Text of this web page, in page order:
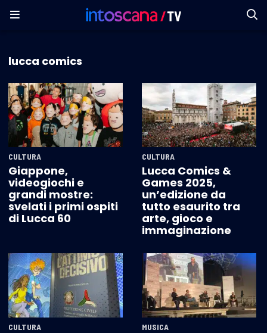
lucca comics
CULTURA
Giappone,
videogiochi e
grandi mostre:
svelati i primi ospiti
di Lucca 60
CULTURA
Lucca Comics &
Games 2025,
un’edizione da
tutto esaurito tra
arte, gioco e
immaginazione
CULTURA MUSICA